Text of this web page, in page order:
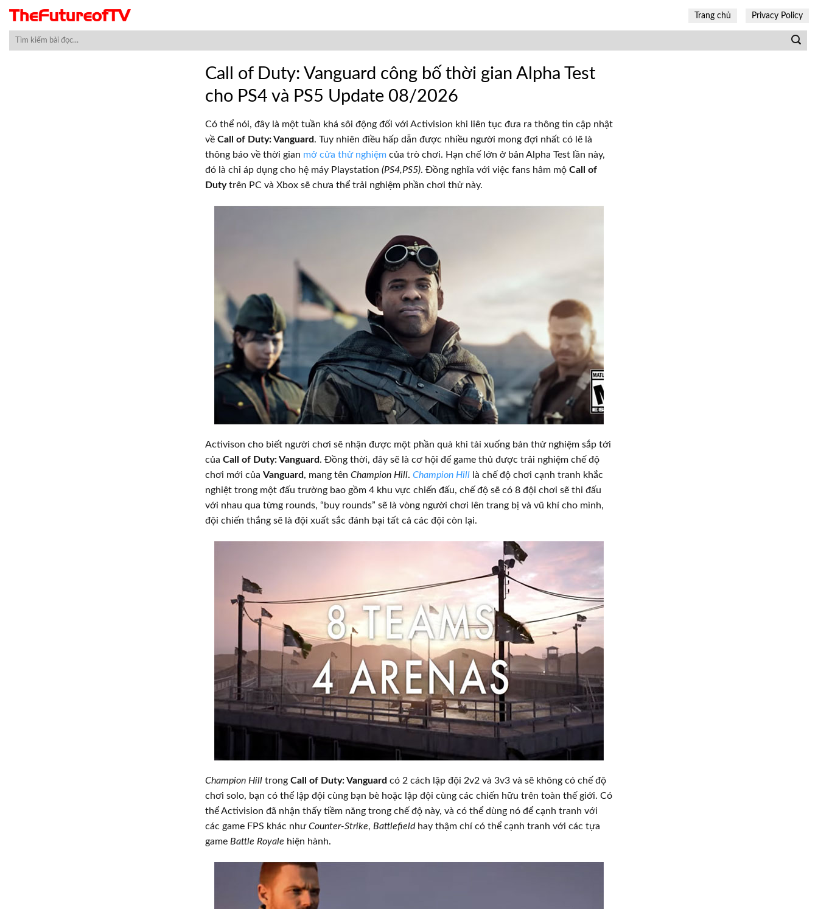
Skip
content
Trang chủ Privacy Policy
Call of Duty: Vanguard công bố thời gian Alpha Test
cho PS4 và PS5 Update 08/2026
Có thể nói, đây là một tuần khá sôi động đối với Activision khi liên tục đưa ra thông tin cập nhật
về Call of Duty: Vanguard. Tuy nhiên điều hấp dẫn được nhiều người mong đợi nhất có lẽ là
thông báo về thời gian mở cửa thử nghiệm của trò chơi. Hạn chế lớn ở bản Alpha Test lần này,
đó là chỉ áp dụng cho hệ máy Playstation (PS4,PS5). Đồng nghĩa với việc fans hâm mộ Call of
Dutytrên PC và Xbox sẽ chưa thể trải nghiệm phần chơi thử này.
Activison cho biết người chơi sẽ nhận được một phần quà khi tải xuống bản thử nghiệm sắp tới
của Call of Duty: Vanguard. Đồng thời, đây sẽ là cơ hội để game thủ được trải nghiệm chế độ
chơi mới của Vanguard, mang tên Champion Hill. Champion Hill là chế độ chơi cạnh tranh khắc
nghiệt trong một đấu trường bao gồm 4 khu vực chiến đấu, chế độ sẽ có 8 đội chơi sẽ thi đấu
với nhau qua từng rounds, “buy rounds” sẽ là vòng người chơi lên trang bị và vũ khí cho mình,
đội chiến thắng sẽ là đội xuất sắc đánh bại tất cả các đội còn lại.
Champion Hill trong Call of Duty: Vanguard có 2 cách lập đội 2v2 và 3v3 và sẽ không có chế độ
chơi solo, bạn có thể lập đội cùng bạn bè hoặc lập đội cùng các chiến hữu trên toàn thế giới. Có
thể Activision đã nhận thấy tiềm năng trong chế độ này, và có thể dùng nó để cạnh tranh với
các game FPS khác nhưCounter-Strike, Battlefieldhay thậm chí có thể cạnh tranh với các tựa
game Battle Royale hiện hành.